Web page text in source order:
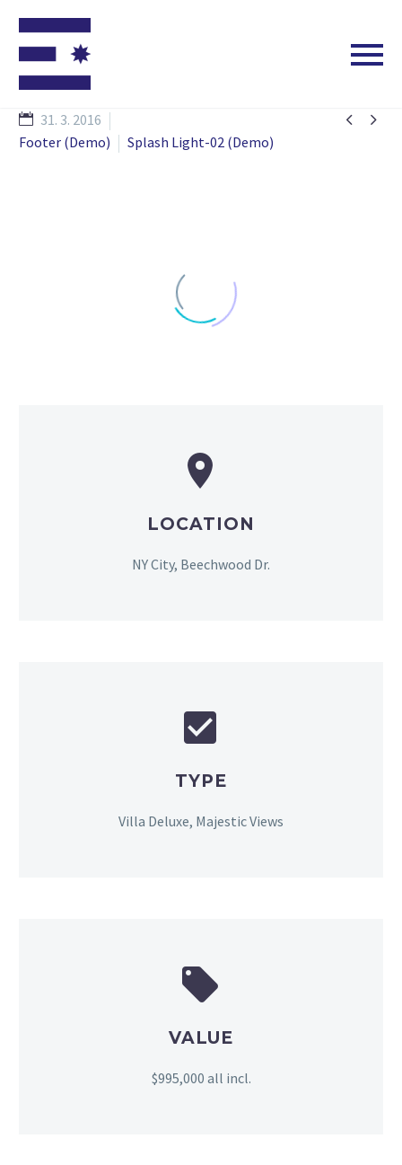
 
31. 3. 2016
Footer (Demo)
Splash Light-02 (Demo)


LOCATION
NY City, Beechwood Dr.


TYPE
Villa Deluxe, Majestic Views


VALUE
$995,000 all incl.